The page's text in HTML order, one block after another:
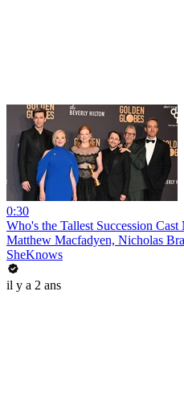
0:30
Who's the Tallest Succession
Matthew Macfadyen, Nicholas
SheKnows
il y a 2 ans